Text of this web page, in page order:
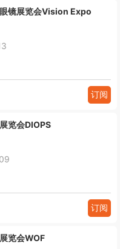
镜展览会Vision Expo
订阅
览会DIOPS
订阅
览会WOF